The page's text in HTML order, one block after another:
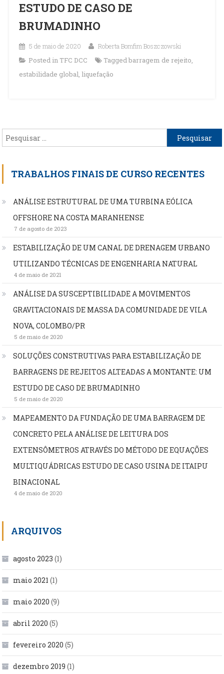
ESTUDO DE CASO DE
BRUMADINHO
5 de maio de 2020
Roberta Bomfim Boszczowski
Posted in TFC DCC Taggedbarragem de rejeito,
estabilidade global, liquefação
Pesquisar
por:
TRABALHOS FINAIS DE CURSO RECENTES
ANÁLISE ESTRUTURAL DE UMA TURBINA EÓLICA
OFFSHORE NA COSTA MARANHENSE
7 de agosto de 2023
ESTABILIZAÇÃO DE UM CANAL DE DRENAGEM URBANO
UTILIZANDO TÉCNICAS DE ENGENHARIA NATURAL
4 de maio de 2021
ANÁLISE DA SUSCEPTIBILIDADE A MOVIMENTOS
GRAVITACIONAIS DE MASSA DA COMUNIDADE DE VILA
NOVA, COLOMBO/PR
5 de maio de 2020
SOLUÇÕES CONSTRUTIVAS PARA ESTABILIZAÇÃO DE
BARRAGENS DE REJEITOS ALTEADAS A MONTANTE: UM
ESTUDO DE CASO DE BRUMADINHO
5 de maio de 2020
MAPEAMENTO DA FUNDAÇÃO DE UMA BARRAGEM DE
CONCRETO PELA ANÁLISE DE LEITURA DOS
EXTENSÔMETROS ATRAVÉS DO MÉTODO DE EQUAÇÕES
MULTIQUÁDRICAS ESTUDO DE CASO USINA DE ITAIPU
BINACIONAL
4 de maio de 2020
ARQUIVOS
agosto 2023 (1)
maio 2021 (1)
maio 2020 (9)
abril 2020 (5)
fevereiro 2020 (5)
dezembro 2019 (1)